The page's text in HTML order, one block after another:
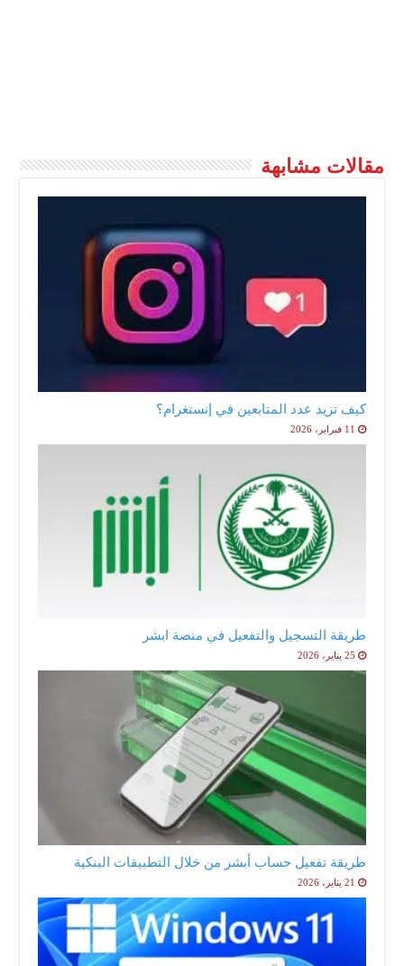
مقالات مشابهة
كيف تزيد عدد المتابعين في إنستغرام؟
11 فبراير، 2026
طريقة التسجيل والتفعيل في منصة ابشر
25 يناير، 2026
طريقة تفعيل حساب أبشر من خلال التطبيقات البنكية
21 يناير، 2026